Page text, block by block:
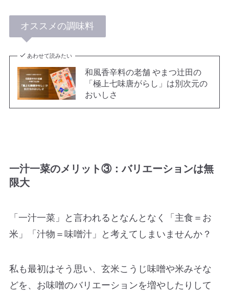
オススメの調味料
あわせて読みたい
和風香辛料の老舗 やまつ辻田の
「極上七味唐がらし」は別次元の
おいしさ
一汁一菜のメリット③：バリエーションは無
限大
「一汁一菜」と言われるとなんとなく「主食＝お
米」「汁物＝味噌汁」と考えてしまいませんか？
私も最初はそう思い、玄米こうじ味噌や米みそな
どを、お味噌のバリエーションを増やしたりして